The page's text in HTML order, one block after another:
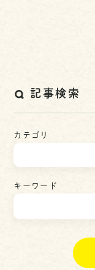
記事検索
カテゴリ
キーワード
検